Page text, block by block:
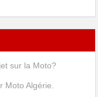
sur la Moto?
Moto Algérie.